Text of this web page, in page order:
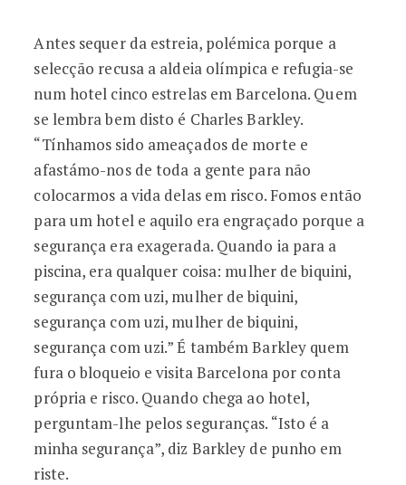
Antes sequer da estreia, polémica porque a
selecção recusa a aldeia olímpica e refugia-se
num hotel cinco estrelas em Barcelona. Quem
se lembra bem disto é Charles Barkley.
“Tínhamos sido ameaçados de morte e
afastámo-nos de toda a gente para não
colocarmos a vida delas em risco. Fomos então
para um hotel e aquilo era engraçado porque a
segurança era exagerada. Quando ia para a
piscina, era qualquer coisa: mulher de biquini,
segurança com uzi, mulher de biquini,
segurança com uzi, mulher de biquini,
segurança com uzi.” É também Barkley quem
fura o bloqueio e visita Barcelona por conta
própria e risco. Quando chega ao hotel,
perguntam-lhe pelos seguranças. “Isto é a
minha segurança”, diz Barkley de punho em
riste.